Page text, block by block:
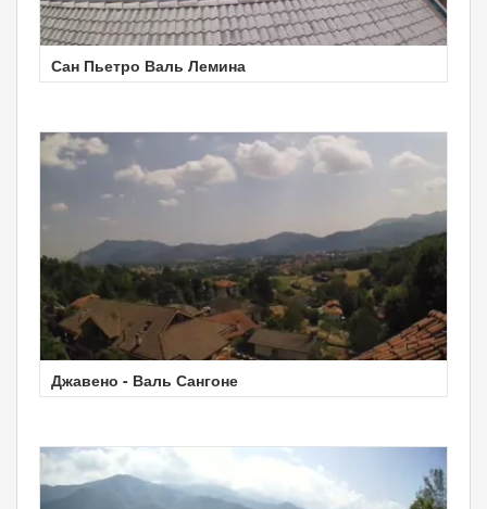
Сан Пьетро Валь Лемина
Джавено - Валь Сангоне